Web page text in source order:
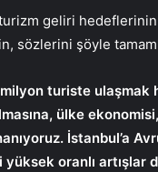
geliri hedeflerinin
sözlerini şöyle
turiste ulaşmak
ülke
İstanbul’a
oranlı artışlar